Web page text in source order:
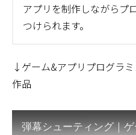
アプリを制作しながらプ
つけられます。
↓ゲーム&アプリプログラ
作品